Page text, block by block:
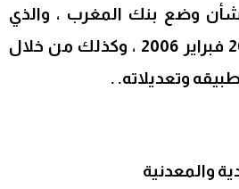
رقم 76-03 بشأن وضع بنك المغرب ، والذي
دخل حيز التنفيذ في 20 فبراير 2006 ، وكذلك من خلال
وتعديلاته. .
والمعدنية